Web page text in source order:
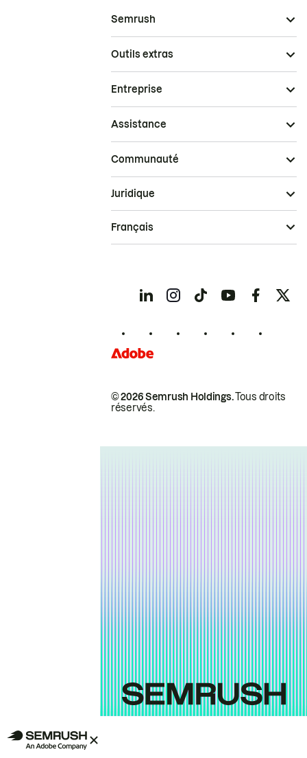
Semrush
Outils extras
Entreprise
Assistance
Communauté
© 2026 Semrush Holdings.Tous droits
réservés.
Juridique
Français